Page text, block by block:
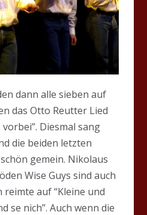
dann alle sieben auf
das Otto Reutter Lied
Diesmal sang
die beiden letzten
gemein. Nikolaus
Wise Guys sind auch
reimte auf “Kleine und
se nich”. Auch wenn die